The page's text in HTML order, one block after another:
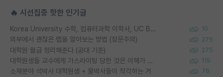
🔥 시선집중 핫한 인기글
Korea University 수학, 컴퓨터과학 이학사, UC Berkeley 산업공학 대학원 공학박사가 되는 것은 쉽지 않겠죠? 10
외부에서 괜찮은 랩을 알아보는 방법 (장문주의) 275
대학원 월급 정리해준다 (공대 기준) 275
대학원생들 교수에게 가스라이팅 당한 것은 이해가 갑니다. 안타깝네요. 119
소재분야 석박사 대학원생 + 물박사들이 착각하는 거 76